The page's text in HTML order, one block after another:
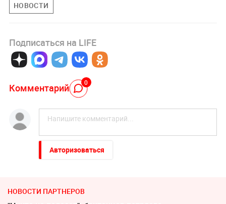
НОВОСТИ
Подписаться на LIFE
Комментарий 0
Авторизоваться
НОВОСТИ ПАРТНЕРОВ